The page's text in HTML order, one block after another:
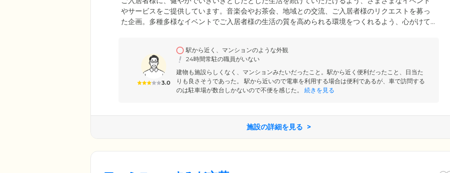
やサービスをご提供しています。音楽会やお茶会、地域との交流、ご入居者様のリクエストを募っ
た企画。多種多様なイベントでご入居者様の生活の質を高められる環境をつくれるよう、心がけて
の調理師が心を込めて手づくりしています。朝食はお部屋で自炊して済ませ、夕食だけ食堂で食べ
るということも可能です。ライフスタイルに合わせて自由にご利用ください。
3.0
駅から近く、マンションのような外観
24時間常駐の職員がいない
建物も施設らしくなく、マンションみたいだったこと。駅から近く便利だったこと、日当た
りも良さそうであった。 駅から近いので電車を利用する場合は便利であるが、車で訪問する
のは駐車場が数台しかないので不便を感じた。
続きを見る
施設の詳細を見る